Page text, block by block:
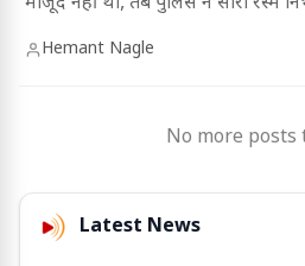
Hemant Nagle
No more posts
Latest News